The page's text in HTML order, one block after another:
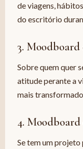
de viagens,
do escritório
3.
Sobre quem quer
atitude perante a
mais
4.
Se tem um projeto